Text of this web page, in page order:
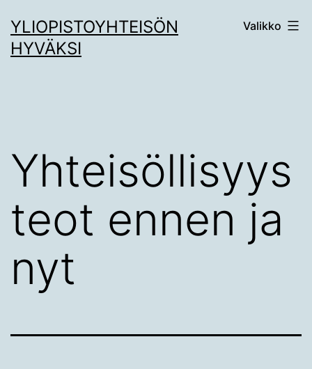
sisältöön
YLIOPISTOYHTEISÖN
HYVÄKSI
Valikko
Yhteisöllisyys
teot ennen ja
nyt